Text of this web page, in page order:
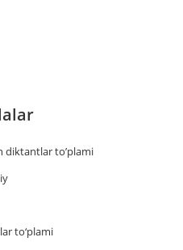
diktantlar to’plami
to‘plami